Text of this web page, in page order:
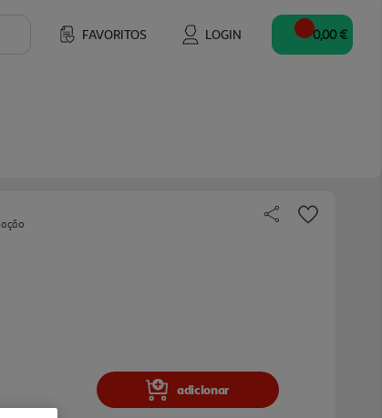
FAVORITOS LOGIN 0,00 €
adicionar